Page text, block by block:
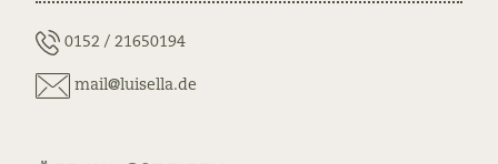
wieder
0152 / 21650194
mail@luisella.de